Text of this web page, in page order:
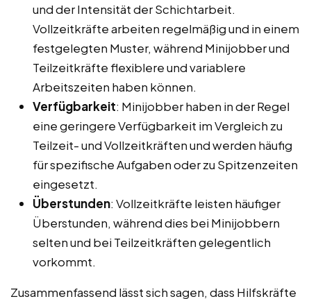
und der Intensität der Schichtarbeit.
Vollzeitkräfte arbeiten regelmäßig und in einem
festgelegten Muster, während Minijobber und
Teilzeitkräfte flexiblere und variablere
Arbeitszeiten haben können.
Verfügbarkeit: Minijobber haben in der Regel
eine geringere Verfügbarkeit im Vergleich zu
Teilzeit- und Vollzeitkräften und werden häufig
für spezifische Aufgaben oder zu Spitzenzeiten
eingesetzt.
Überstunden: Vollzeitkräfte leisten häufiger
Überstunden, während dies bei Minijobbern
selten und bei Teilzeitkräften gelegentlich
vorkommt.
Zusammenfassend lässt sich sagen, dass Hilfskräfte